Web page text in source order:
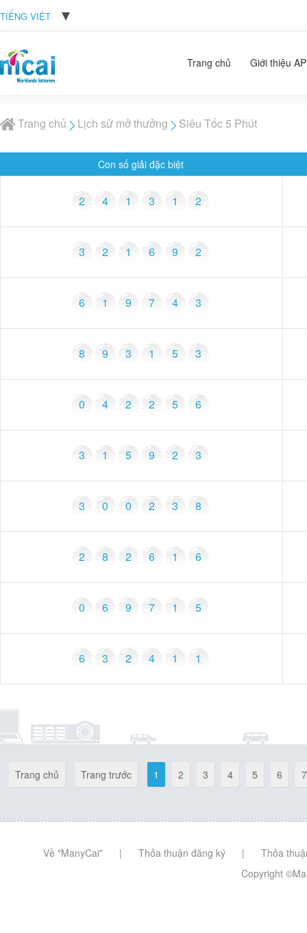
TIẾNG VIỆT
Trang chủ Giới thiệu
Trang chủ Lịch sử mở thưởng Siêu Tốc 5 Phút
Con số giải đặc biệt
2 4 1 3 1 2
3 2 1 6 9 2
6 1 9 7 4 3
8 9 3 1 5 3
0 4 2 2 5 6
3 1 5 9 2 3
3 0 0 2 3 8
2 8 2 6 1 6
0 6 9 7 1 5
6 3 2 4 1 1
Trang chủ Trang trước 1 2 3 4 5 6 7
Về "ManyCai" | Thỏa thuận đăng ký |
Thỏa
Copyright